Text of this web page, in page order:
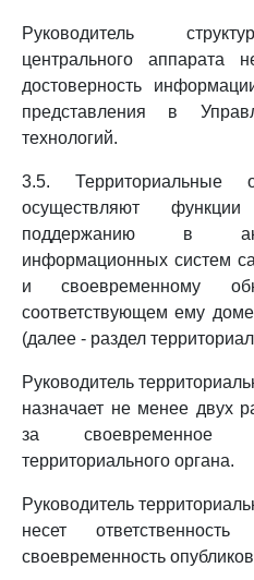
Руководитель
центрального аппарата
достоверность
представления в
технологий.
3.5.
осуществляют
поддержанию в
информационных систем
и своевременному
соответствующем ему
(далее - раздел
Руководитель
назначает не менее двух
за своевременное
территориального органа.
Руководитель
несет
своевременность